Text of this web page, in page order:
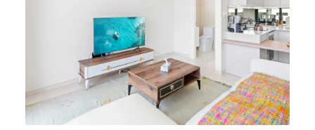
Avantages Résidents
Équipements modernes :
Climatisation
Wi‑Fi
Télévision à écran plat